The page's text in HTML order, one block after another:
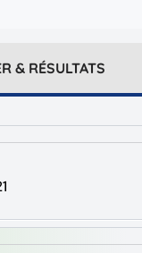
& RÉSULTATS